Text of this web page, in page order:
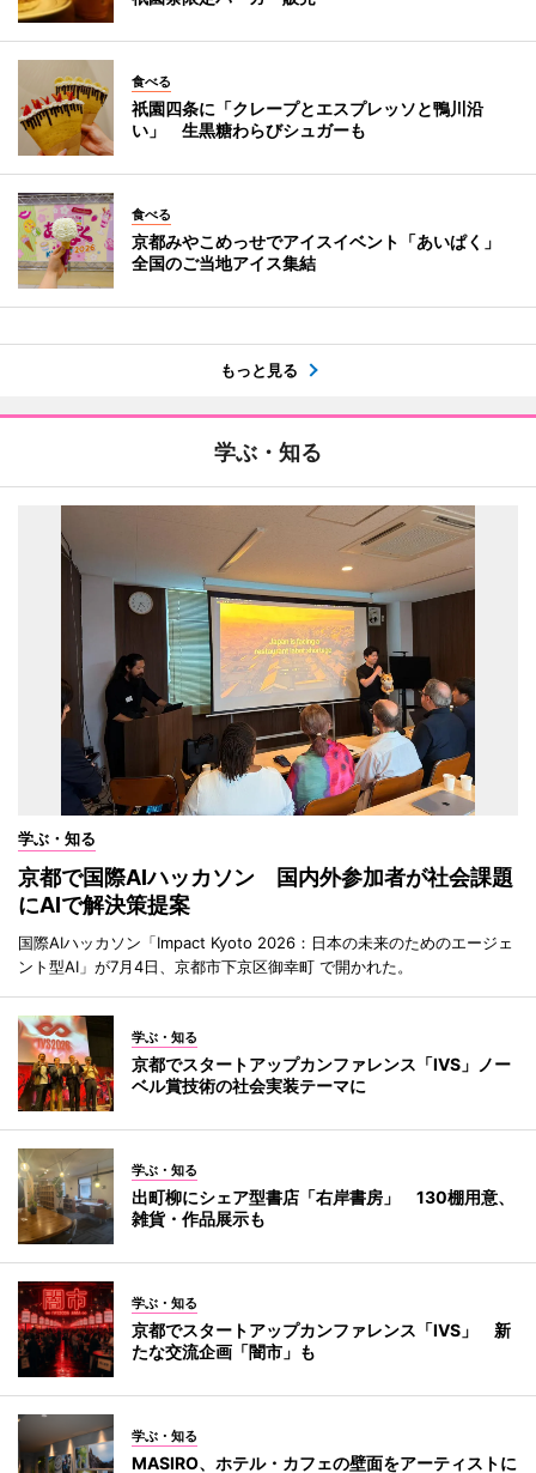
食べる
祇園四条に「クレープとエスプレッソと鴨川沿
い」 生黒糖わらびシュガーも
食べる
京都みやこめっせでアイスイベント「あいぱく」
全国のご当地アイス集結
もっと見る
学ぶ・知る
学ぶ・知る
京都で国際AIハッカソン 国内外参加者が社会課題
にAIで解決策提案
国際AIハッカソン「Impact Kyoto 2026：日本の未来のためのエージェ
ント型AI」が7月4日、京都市下京区御幸町 で開かれた。
学ぶ・知る
京都でスタートアップカンファレンス「IVS」ノー
ベル賞技術の社会実装テーマに
学ぶ・知る
出町柳にシェア型書店「右岸書房」 130棚用意、
雑貨・作品展示も
学ぶ・知る
京都でスタートアップカンファレンス「IVS」 新
たな交流企画「闇市」も
学ぶ・知る
MASIRO、ホテル・カフェの壁面をアーティストに